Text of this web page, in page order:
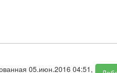
05.июн.2016 04:51,